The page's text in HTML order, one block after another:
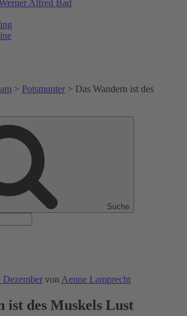
Alfred Bad
> Potsmunter > Das Wandern ist des
Suche
Dezember von Aenne Lamprecht
ist des Muskels Lust